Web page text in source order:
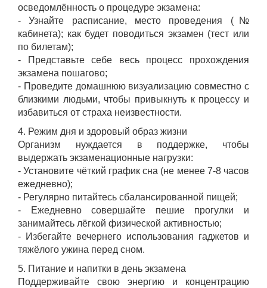
осведомлённость о процедуре экзамена:
- Узнайте расписание, место проведения (№
кабинета); как будет поводиться экзамен (тест или
по билетам);
- Представьте себе весь процесс прохождения
экзамена пошагово;
- Проведите домашнюю визуализацию совместно с
близкими людьми, чтобы привыкнуть к процессу и
избавиться от страха неизвестности.
4. Режим дня и здоровый образ жизни
Организм нуждается в поддержке, чтобы
выдержать экзаменационные нагрузки:
- Установите чёткий график сна (не менее 7-8 часов
ежедневно);
- Регулярно питайтесь сбалансированной пищей;
- Ежедневно совершайте пешие прогулки и
занимайтесь лёгкой физической активностью;
- Избегайте вечернего использования гаджетов и
тяжёлого ужина перед сном.
5. Питание и напитки в день экзамена
Поддерживайте свою энергию и концентрацию